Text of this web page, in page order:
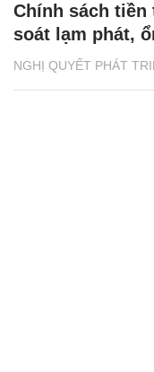
NGHỊ QUYẾT PHÁT
Chính sách tiền
soát lạm phát,